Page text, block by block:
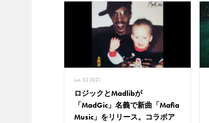
Jun. 02 2021
ロジックとMadlibが
「MadGic」名義で新曲「Mafia
Music」をリリース。コラボア